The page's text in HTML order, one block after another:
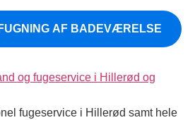
AF BADEVÆRELSE
fugeservice i Hillerød samt hele